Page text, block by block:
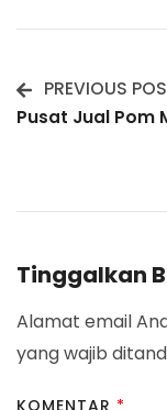
Post
PREVIOUS
Pusat Jual Pom
Tinggalkan
Alamat email
yang wajib
KOMENTAR *